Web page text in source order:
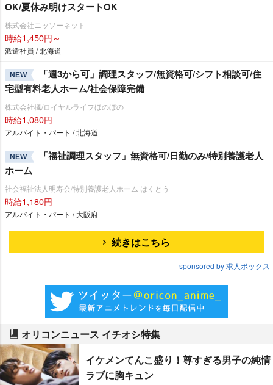
OK/夏休み明けスタートOK
株式会社ニッソーネット
時給1,450円～
派遣社員 / 北海道
NEW
「週3から可」調理スタッフ/無資格可/シフト相談可/住
宅型有料老人ホーム/社会保障完備
株式会社楓/ロイヤルライフほのぼの
時給1,080円
アルバイト・パート / 北海道
NEW
「福祉調理スタッフ」無資格可/日勤のみ/特別養護老人
ホーム
社会福祉法人明寿会/特別養護老人ホーム はくとう
時給1,180円
アルバイト・パート / 大阪府
続きはこちら
sponsored by 求人ボックス
オリコンニュース イチオシ特集
イケメンてんこ盛り！尊すぎる男子の純情
ラブに胸キュン